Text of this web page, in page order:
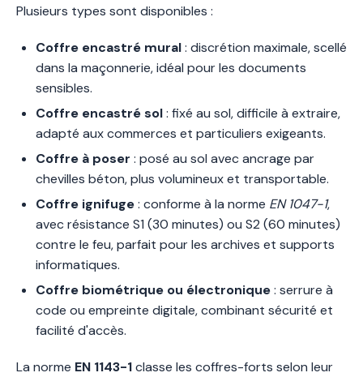
Plusieurs types sont disponibles :
Coffre encastré mural: discrétion maximale, scellé
dans la maçonnerie, idéal pour les documents
sensibles.
Coffre encastré sol: fixé au sol, difficile à extraire,
adapté aux commerces et particuliers exigeants.
Coffre à poser : posé au sol avec ancrage par
chevilles béton, plus volumineux et transportable.
Coffre ignifuge: conforme à la norme EN 1047-1,
avec résistance S1 (30 minutes) ou S2 (60 minutes)
contre le feu, parfait pour les archives et supports
informatiques.
Coffre biométrique ou électronique: serrure à
code ou empreinte digitale, combinant sécurité et
facilité d'accès.
La norme EN 1143-1classe les coffres-forts selon leur